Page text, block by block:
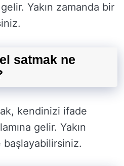
Yakın zamanda bir
satmak ne
kendinizi ifade
gelir. Yakın